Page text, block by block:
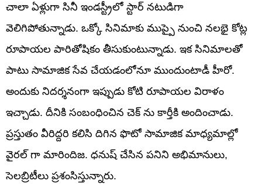
చాలా ఏళ్లుగా సినీ ఇండస్ట్రీలో స్టార్ నటుడిగా
వెలిగిపోతున్నాడు. ఒక్కో సినిమాకు ముప్పై నుంచి నలభై కోట్ల
రూపాయల పారితోషికం తీసుకుంటున్నాడు. ఇక సినిమాలతో
పాటు సామాజిక సేవ చేయడంలోనూ ముందుంటాడీ హీరో.
అందుకు నిదర్శనంగా ఇప్పుడు కోటి రూపాయల విరాళం
ఇచ్చాడు. దీనికి సంబంధించిన చెక్ ను కార్తీకి అందించాడు.
ప్రస్తుతం వీరిద్దరి కలిసి దిగిన ఫొటో సామాజిక మాధ్యమాల్లో
వైరల్ గా మారిందిజ. ధనుష్ చేసిన పనిని అభిమానులు,
సెలబ్రిటీలు ప్రశంసిస్తున్నారు.